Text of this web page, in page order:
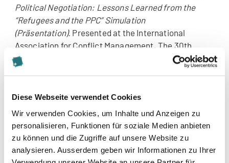
Diese Webseite verwendet Cookies
Wir verwenden Cookies, um Inhalte und Anzeigen zu
personalisieren, Funktionen für soziale Medien anbieten
zu können und die Zugriffe auf unsere Website zu
analysieren. Ausserdem geben wir Informationen zu Ihrer
Political Negotiation: Lessons Learned from the
“Refugees and the PPC” Simulation
(Präsentation). Presented at the International
Association for Conflict Management. The 30th
Annual IACM Conference, Berlin, Germany, 09. Juli.
Ade, V., Schuster, C., Harinck, F., Trötschel, R.
(Präsentation).Presented at the International
Association for Conflict Management. The 30th
Annual IACM Conference, Berlin, Germany, 09. Juni.